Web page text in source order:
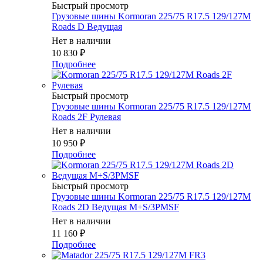
Быстрый просмотр
Грузовые шины Kormoran 225/75 R17.5 129/127M
Roads D Ведущая
Нет в наличии
10 830 ₽
Подробнее
Быстрый просмотр
Грузовые шины Kormoran 225/75 R17.5 129/127M
Roads 2F Рулевая
Нет в наличии
10 950 ₽
Подробнее
Быстрый просмотр
Грузовые шины Kormoran 225/75 R17.5 129/127M
Roads 2D Ведущая M+S/3PMSF
Нет в наличии
11 160 ₽
Подробнее